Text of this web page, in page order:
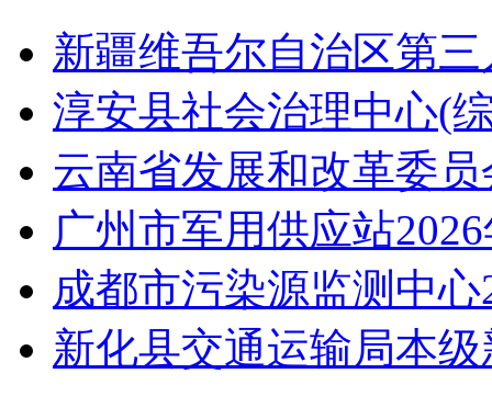
新疆维吾尔自治区第
淳安县社会治理中心(
云南省发展和改革委
广州市军用供应站
成都市污染源监测中心
新化县交通运输局本